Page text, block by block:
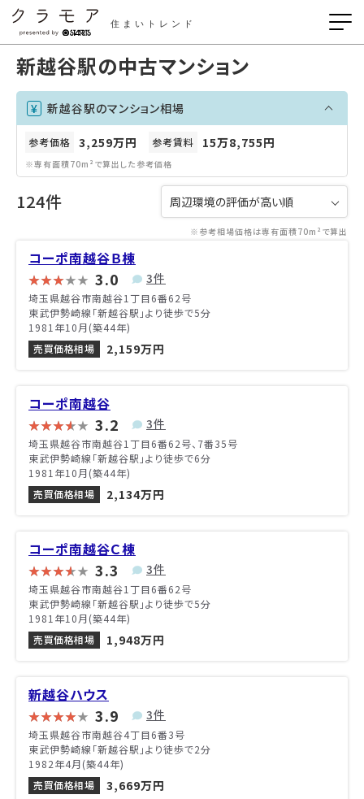
住まいトレンド
新越谷駅の中古マンション
新越谷駅のマンション相場
参考価格 3,259万円 参考賃料 15万8,755円
※専有面積70m²で算出した参考価格
124件
※参考相場価格は専有面積70m²で算出
コーポ南越谷Ｂ棟
3.0 3件
埼玉県越谷市南越谷1丁目6番62号
東武伊勢崎線「新越谷駅」より徒歩で5分
1981年10月(築44年)
売買価格相場
2,159万円
コーポ南越谷
3.2 3件
埼玉県越谷市南越谷1丁目6番62号、7番35号
東武伊勢崎線「新越谷駅」より徒歩で6分
1981年10月(築44年)
売買価格相場
2,134万円
コーポ南越谷Ｃ棟
3.3 3件
埼玉県越谷市南越谷1丁目6番62号
東武伊勢崎線「新越谷駅」より徒歩で5分
1981年10月(築44年)
売買価格相場
1,948万円
新越谷ハウス
3.9 3件
埼玉県越谷市南越谷4丁目6番3号
東武伊勢崎線「新越谷駅」より徒歩で2分
1982年4月(築44年)
売買価格相場
3,669万円